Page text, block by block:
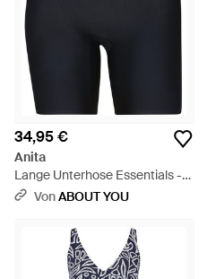
34,95 €
Anita
Lange Unterhose Essentials -
BlauVonABOUT YOU